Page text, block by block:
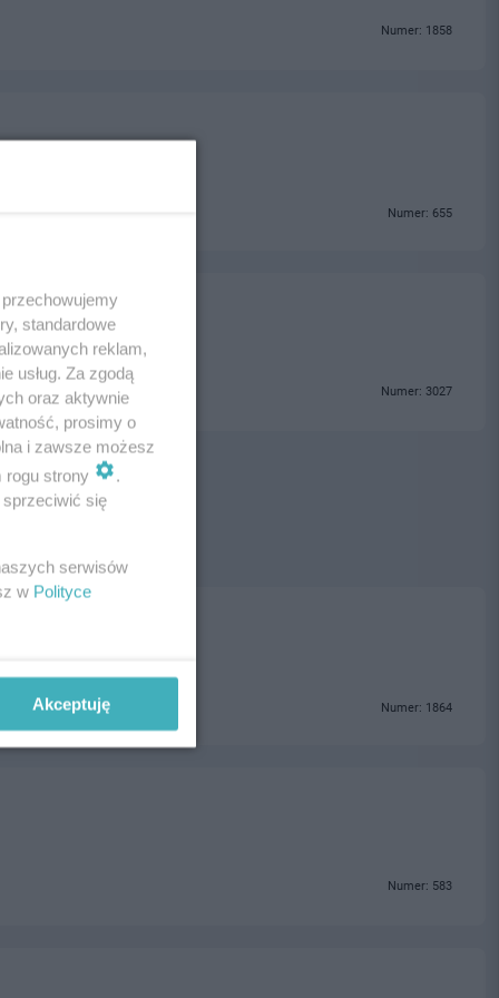
Numer: 1858
Numer: 655
Numer: 3027
Numer: 1864
Numer: 583
standardowe
reklam,
usług. Za zgodą
oraz aktywnie
prosimy o
i zawsze możesz
rogu strony
.
się
serwisów
w Polityce
Akceptuję